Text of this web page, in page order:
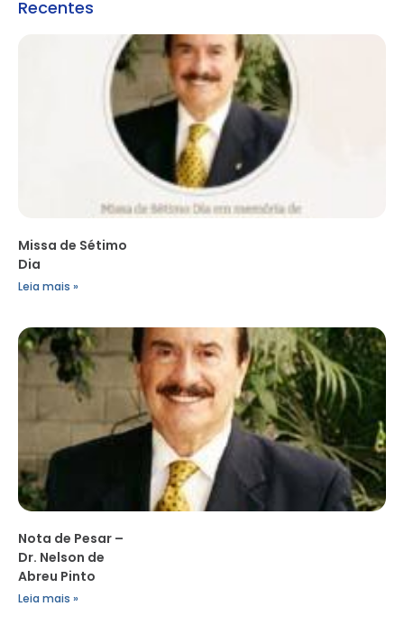
Recentes
Missa de Sétimo
Dia
Leia mais »
Nota de Pesar –
Dr. Nelson de
Abreu Pinto
Leia mais »